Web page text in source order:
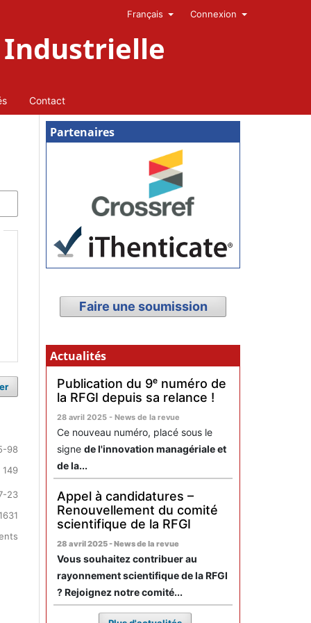
Industrielle
Contact
Français Connexion
98
149
23
Partenaires
Faire une soumission
Actualités
Publication du 9ᵉ numéro de
la RFGI depuis sa relance !
28 avril 2025 - News de la revue
Ce nouveau numéro, placé sous le
signe de l'innovation managériale et
de la...
Appel à candidatures –
Renouvellement du comité
scientifique de la RFGI
28 avril 2025 - News de la revue
Vous souhaitez contribuer au
rayonnement scientifique de la RFGI
? Rejoignez notre comité...